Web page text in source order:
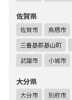
佐賀県
佐賀市 鳥栖市
三養基郡基山町
武雄市
小城市
大分県
大分市 別府市